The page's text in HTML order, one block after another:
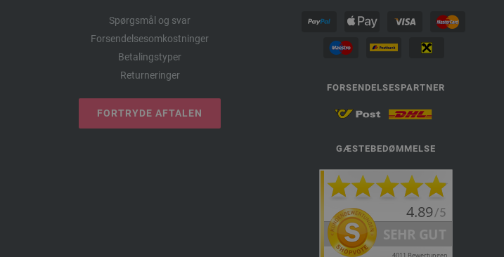
Spørgsmål og svar
Forsendelsesomkostninger
Betalingstyper
Returneringer
FORTRYDE AFTALEN
FORSENDELSESPARTNER
GÆSTEBEDØMMELSE